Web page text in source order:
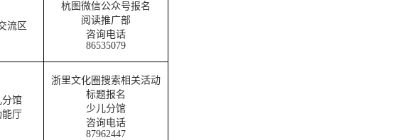
流区
杭图微信公众号报名
阅读推广部
咨询电话
86535079
分馆
厅
浙里文化圈搜索相关活动
标题报名
少儿分馆
咨询电话
87962447